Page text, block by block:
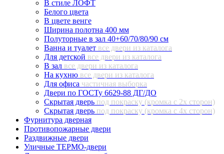
В стиле ЛОФТ
Белого цвета
В цвете венге
Ширина полотна 400 мм
Полуторные в зал 40+60/70/80/90 см
Ванна и туалет все двери из каталога
Для детской все двери из каталога
В зал все двери из каталога
На кухню все двери из каталога
Для офиса частичная выборка
Двери по ГОСТу 6629-88 ДГ/ДО
Скрытая дверь под покраску (кромка с 2х сторон)
Скрытая дверь под покраску (кромка с 4х сторон)
Фурнитура дверная
Противопожарные двери
Раздвижные двери
Уличные ТЕРМО-двери